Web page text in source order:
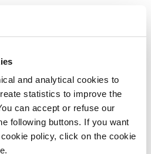
and analytical cookies to
statistics to improve the
can accept or refuse our
following buttons. If you want
policy, click on the cookie
del cancro ovarico.
per via della formazione degli
che possa esserci qualche
rischio di sviluppare il cancro